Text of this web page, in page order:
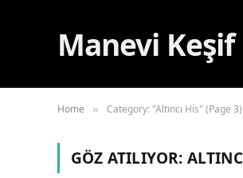
Manevi Keşif
Home » Category: "Altıncı His" (Page 3)
GÖZ ATILIYOR: